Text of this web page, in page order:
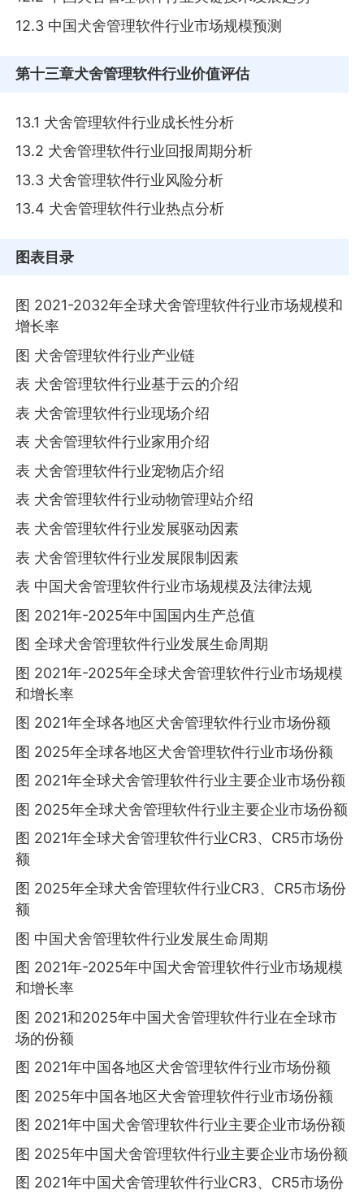
12.3 中国犬舍管理软件行业市场规模预测
第十三章犬舍管理软件行业价值评估
13.1 犬舍管理软件行业成长性分析
13.2 犬舍管理软件行业回报周期分析
13.3 犬舍管理软件行业风险分析
13.4 犬舍管理软件行业热点分析
图表目录
图 2021-2032年全球犬舍管理软件行业市场规模和
增长率
图 犬舍管理软件行业产业链
表 犬舍管理软件行业基于云的介绍
表 犬舍管理软件行业现场介绍
表 犬舍管理软件行业家用介绍
表 犬舍管理软件行业宠物店介绍
表 犬舍管理软件行业动物管理站介绍
表 犬舍管理软件行业发展驱动因素
表 犬舍管理软件行业发展限制因素
表 中国犬舍管理软件行业市场规模及法律法规
图 2021年-2025年中国国内生产总值
图 全球犬舍管理软件行业发展生命周期
图 2021年-2025年全球犬舍管理软件行业市场规模
和增长率
图 2021年全球各地区犬舍管理软件行业市场份额
图 2025年全球各地区犬舍管理软件行业市场份额
图 2021年全球犬舍管理软件行业主要企业市场份额
图 2025年全球犬舍管理软件行业主要企业市场份额
图 2021年全球犬舍管理软件行业CR3、CR5市场份
额
图 2025年全球犬舍管理软件行业CR3、CR5市场份
额
图 中国犬舍管理软件行业发展生命周期
图 2021年-2025年中国犬舍管理软件行业市场规模
和增长率
图 2021和2025年中国犬舍管理软件行业在全球市
场的份额
图 2021年中国各地区犬舍管理软件行业市场份额
图 2025年中国各地区犬舍管理软件行业市场份额
图 2021年中国犬舍管理软件行业主要企业市场份额
图 2025年中国犬舍管理软件行业主要企业市场份额
图 2021年中国犬舍管理软件行业CR3、CR5市场份